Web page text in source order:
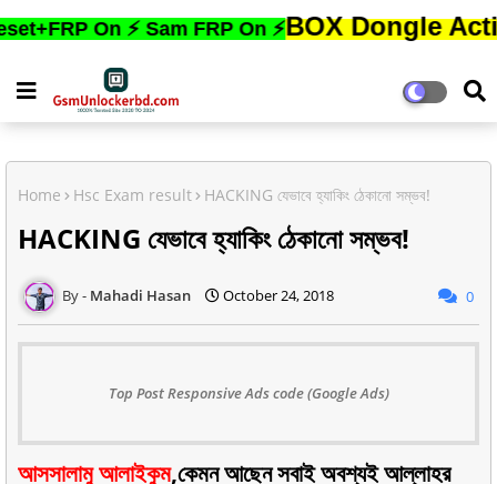
On ⚡ Sam FRP On ⚡BOX Dongle Active
Home Hsc Exam result HACKING যেভাবে হ্যাকিং ঠেকানো সম্ভব!
HACKING যেভাবে হ্যাকিং ঠেকানো সম্ভব!
Mahadi Hasan October 24, 2018 0
Top Post Responsive Ads code (Google Ads)
আসসালামু আলাইকুম,কেমন আছেন সবাই অবশ্যই আল্লাহর